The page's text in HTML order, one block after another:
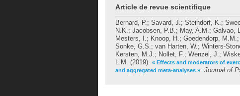
Article de revue scientifique
Bernard, P.; Savard, J.; Steindorf, K.;
N.K.; Jacobsen, P.B.; May, A.M.; Galvao,
Mesters, I.; Knoop, H.; Goedendorp, M.M.;
Sonke, G.S.; van Harten, W.; Winters-
Kersten, M.J.; Nollet, F.; Wenzel, J.;
L.M. (2019). « Effects and moderators of
and aggregated meta-analyses ». Journal of